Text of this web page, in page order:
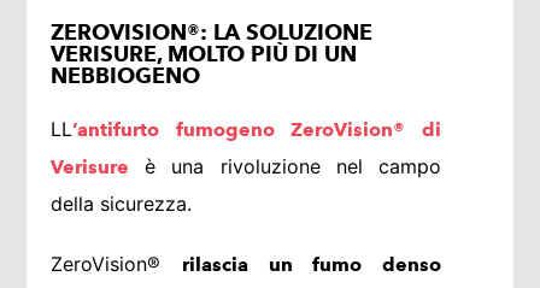
ZEROVISION®: LA SOLUZIONE
VERISURE, MOLTO PIÙ DI UN
NEBBIOGENO
LL’antifurto fumogeno ZeroVision® di
Verisure
è una rivoluzione nel campo
della sicurezza.
ZeroVision® rilascia un fumo denso